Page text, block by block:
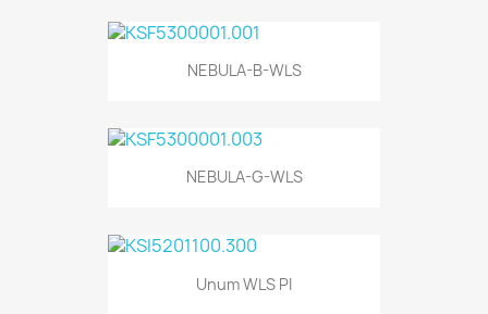
NEBULA-B-WLS
NEBULA-G-WLS
Unum WLS PI